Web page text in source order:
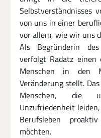
Selbstverständnisses
von uns in einer
vor allem, wie wir uns
Als Begründerin
verfolgt Radatz einen
Menschen in den
Veränderung stellt.
Menschen, die
Unzufriedenheit
Berufsleben
möchten.